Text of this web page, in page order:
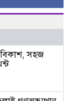
সহজ